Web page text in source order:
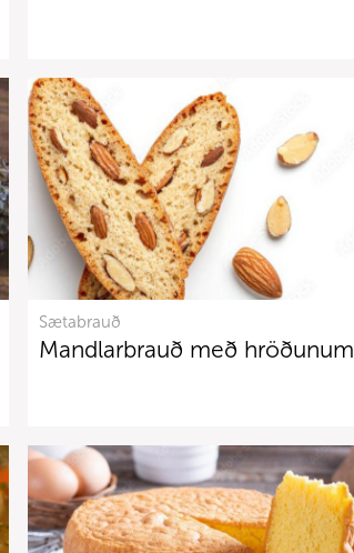
Sætabrauð
Mandlarbrauð með hröðunum